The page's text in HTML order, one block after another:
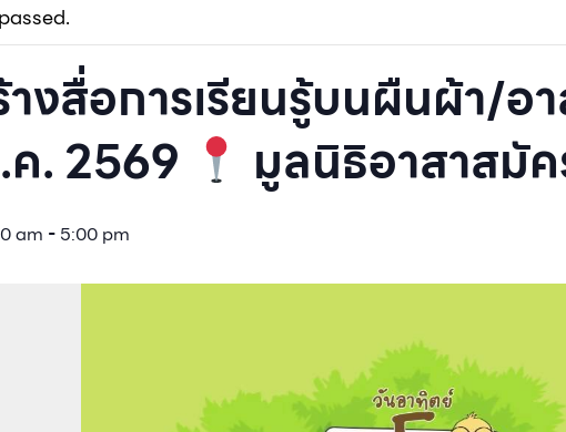
างสื่อการเรียนรู้บนผืนผ้า/อ
ค. 2569
มูลนิธิอาสาสมั
am - 5:00 pm